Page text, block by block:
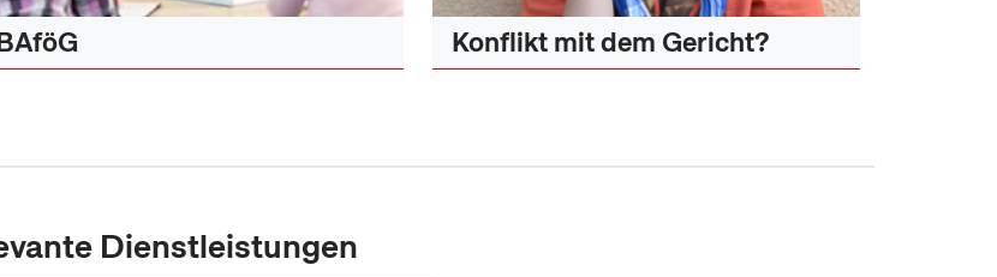
Konflikt mit dem Gericht?
Dienstleistungen